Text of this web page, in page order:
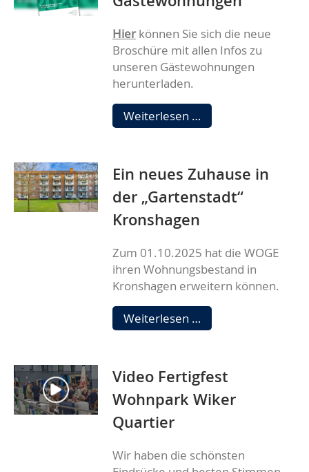
Hierkönnen Sie sich die neue
Broschüre mit allen Infos zu
unseren Gästewohnungen
herunterladen.
Weiterlesen … Broschüre
Gästewohnungen
Ein neues Zuhause in
der „Gartenstadt“
Kronshagen
Zum 01.10.2025 hat die WOGE
ihren Wohnungsbestand in
Kronshagen erweitern können.
Weiterlesen … Ein
neues
der
„Gartenstadt“
Video Fertigfest
Wohnpark Wiker
Quartier
Wir haben die schönsten